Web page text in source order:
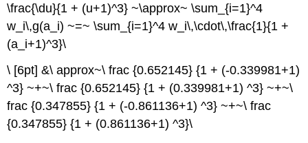
\frac{\du}{1 + (u+1)^3} ~\approx~ \sum_{i=1}^4
w_i\,g(a_i) ~=~ \sum_{i=1}^4 w_i\,\cdot\,\frac{1}{1 +
(a_i+1)^3}\
\ [6pt] &\ approx~\ frac {0.652145} {1 + (-0.339981+1)
^3} ~+~\ frac {0.652145} {1 + (0.339981+1) ^3} ~+~\
frac {0.347855} {1 + (-0.861136+1) ^3} ~+~\ frac
{0.347855} {1 + (0.861136+1) ^3}\